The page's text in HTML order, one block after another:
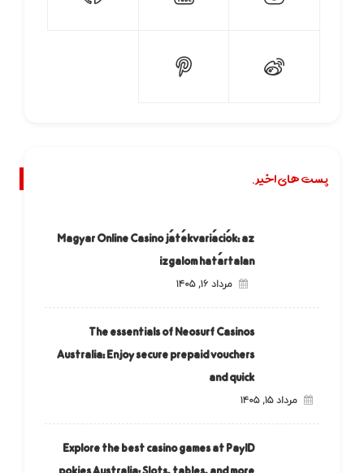
پست های اخیر.
Magyar Online Casino játékvariációk: az
izgalom határtalan
مرداد ۱۶, ۱۴۰۵
The essentials of Neosurf Casinos
Australia: Enjoy secure prepaid vouchers
and quick
مرداد ۱۵, ۱۴۰۵
Explore the best casino games at PayID